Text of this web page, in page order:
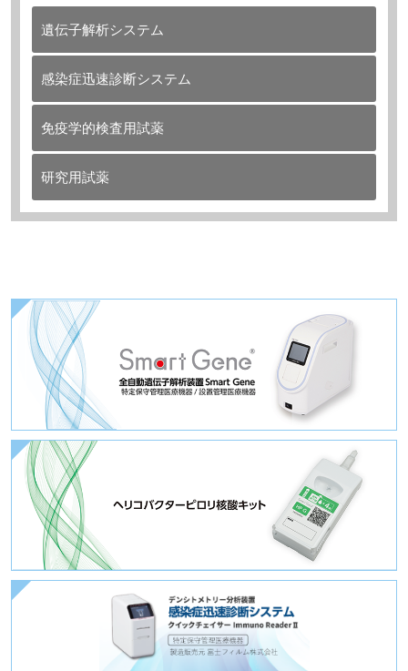
遺伝子解析システム
感染症迅速診断システム
免疫学的検査用試薬
研究用試薬